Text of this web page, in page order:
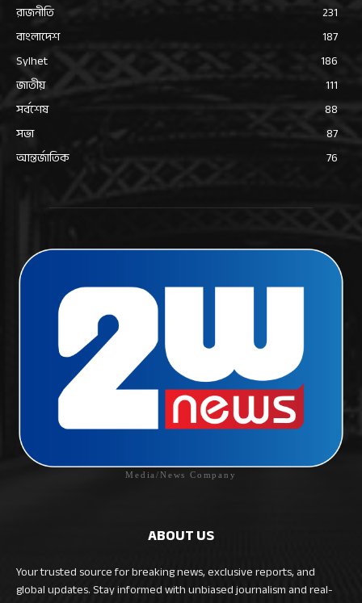
রাজনীতি
231
বাংলাদেশ
187
Sylhet
186
জাতীয়
111
সর্বশেষ
88
সভা
87
আন্তর্জাতিক
76
Media/News Company
ABOUT US
Your trusted source for breaking news, exclusive reports, and
global updates. Stay informed with unbiased journalism and real-